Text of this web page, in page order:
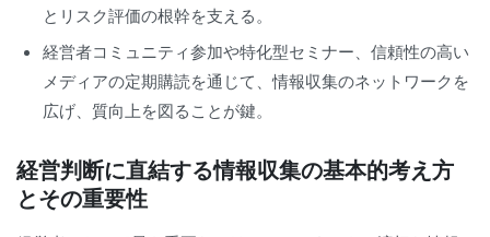
とリスク評価の根幹を支える。
経営者コミュニティ参加や特化型セミナー、信頼性の高い
メディアの定期購読を通じて、情報収集のネットワークを
広げ、質向上を図ることが鍵。
経営判断に直結する情報収集の基本的考え方
とその重要性